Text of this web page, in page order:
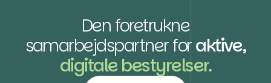
Den foretrukne
samarbejdspartner foraktive,
digitale bestyrelser.